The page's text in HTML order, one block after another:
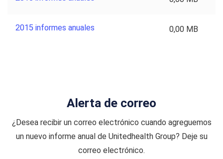
2015 informes anuales 0,00 MB
Alerta de correo
¿Desea recibir un correo electrónico cuando agreguemos
un nuevo informe anual de Unitedhealth Group? Deje su
correo electrónico.